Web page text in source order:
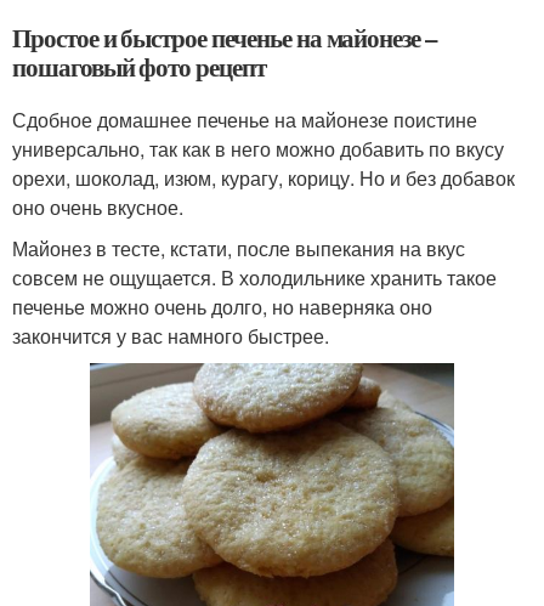
Простое и быстрое печенье на майонезе –
пошаговый фото рецепт
Сдобное домашнее печенье на майонезе поистине
универсально, так как в него можно добавить по вкусу
орехи, шоколад, изюм, курагу, корицу. Но и без добавок
оно очень вкусное.
Майонез в тесте, кстати, после выпекания на вкус
совсем не ощущается. В холодильнике хранить такое
печенье можно очень долго, но наверняка оно
закончится у вас намного быстрее.